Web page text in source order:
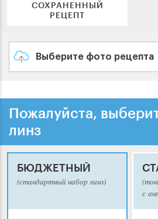
СОХРАНЕННЫЙ
РЕЦЕПТ
Выберите фото рецепта
Пожалуйста,
линз
БЮДЖЕТНЫЙ
(стандартный набор линз)
с